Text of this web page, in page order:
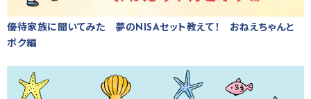
優待家族に聞いてみた 夢のNISAセット教えて！ おねえちゃんと
ボク編